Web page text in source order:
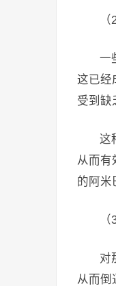
一
这已经
受到缺
这
从而有
的阿米
对
从而倒